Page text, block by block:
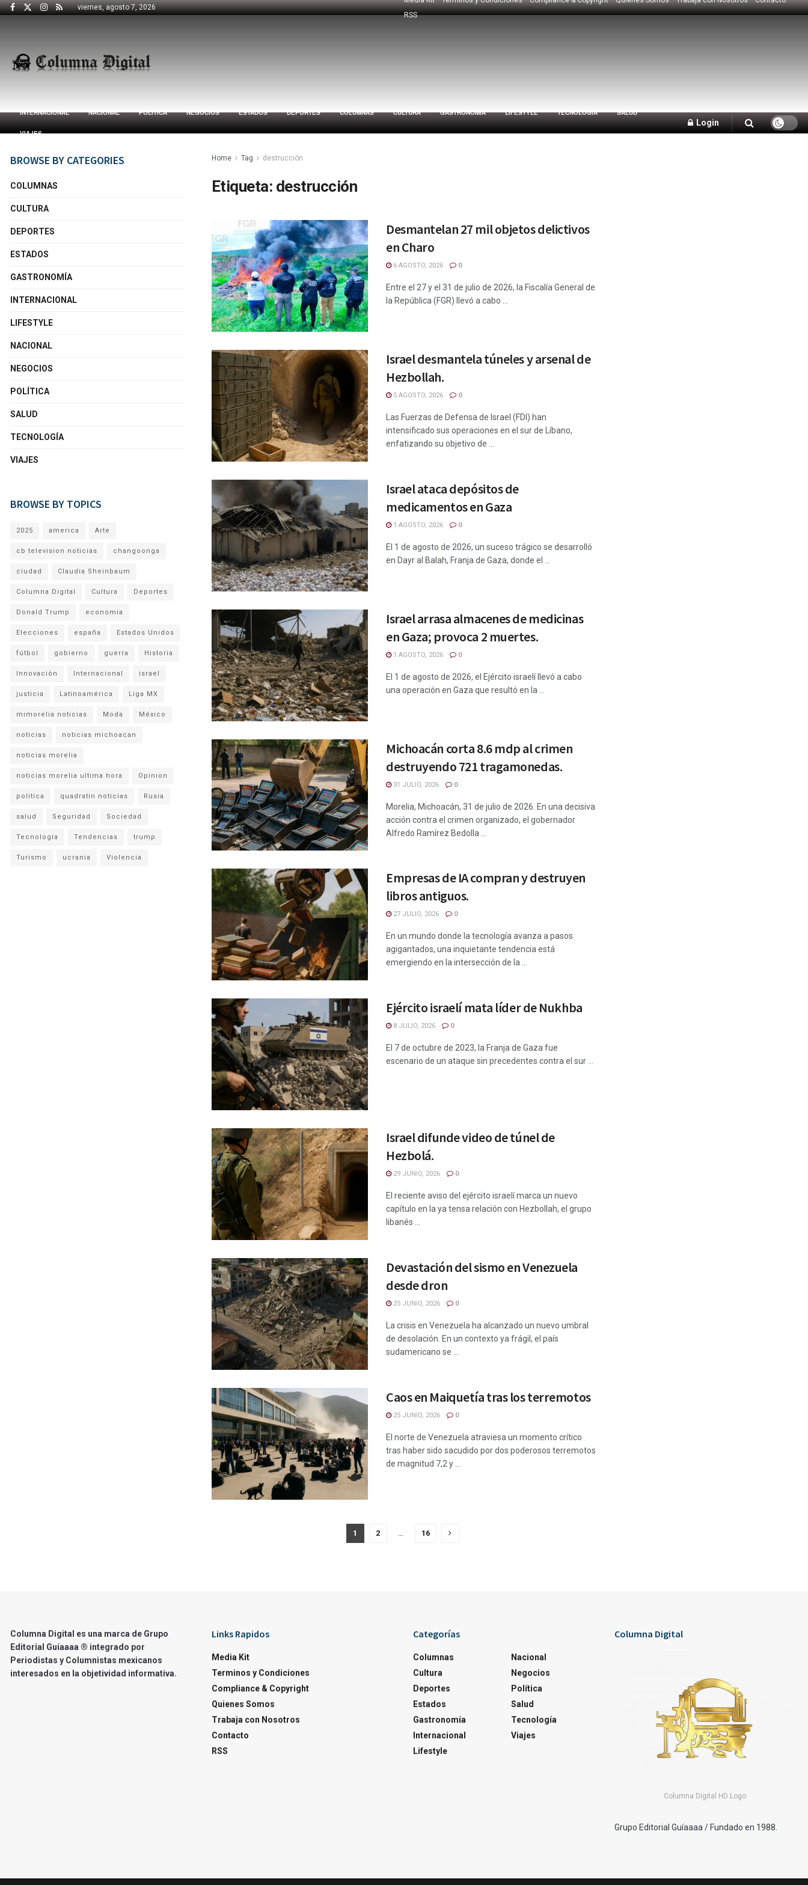
viernes, agosto 7, 2026
RSS
INTERNACIONAL NACIONAL POLÍTICA NEGOCIOS ESTADOS DEPORTES COLUMNAS CULTURA GASTRONOMÍA LIFESTYLE TECNOLOGÍA SALUD
VIAJES
Login
Home Tag destrucción
Etiqueta: destrucción
Desmantelan 27 mil objetos delictivos
en Charo
6 AGOSTO, 2026 0
Entre el 27 y el 31 de julio de 2026, la Fiscalía General de
la República (FGR) llevó a cabo ...
Israel desmantela túneles y arsenal de
Hezbollah.
5 AGOSTO, 2026 0
Las Fuerzas de Defensa de Israel (FDI) han
intensificado sus operaciones en el sur de Líbano,
enfatizando su objetivo de ...
Israel ataca depósitos de
medicamentos en Gaza
1 AGOSTO, 2026 0
El 1 de agosto de 2026, un suceso trágico se desarrolló
en Dayr al Balah, Franja de Gaza, donde el ...
Israel arrasa almacenes de medicinas
en Gaza; provoca 2 muertes.
1 AGOSTO, 2026 0
El 1 de agosto de 2026, el Ejército israelí llevó a cabo
una operación en Gaza que resultó en la ...
Michoacán corta 8.6 mdp al crimen
destruyendo 721 tragamonedas.
31 JULIO, 2026 0
Morelia, Michoacán, 31 de julio de 2026. En una decisiva
acción contra el crimen organizado, el gobernador
Alfredo Ramírez Bedolla ...
Empresas de IA compran y destruyen
libros antiguos.
27 JULIO, 2026 0
En un mundo donde la tecnología avanza a pasos
agigantados, una inquietante tendencia está
emergiendo en la intersección de la ...
Ejército israelí mata líder de Nukhba
8 JULIO, 2026 0
El 7 de octubre de 2023, la Franja de Gaza fue
escenario de un ataque sin precedentes contra el sur ...
Israel difunde video de túnel de
Hezbolá.
29 JUNIO, 2026 0
El reciente aviso del ejército israelí marca un nuevo
capítulo en la ya tensa relación con Hezbollah, el grupo
libanés ...
Devastación del sismo en Venezuela
desde dron
25 JUNIO, 2026 0
La crisis en Venezuela ha alcanzado un nuevo umbral
de desolación. En un contexto ya frágil, el país
sudamericano se ...
Caos en Maiquetía tras los terremotos
25 JUNIO, 2026 0
El norte de Venezuela atraviesa un momento crítico
tras haber sido sacudido por dos poderosos terremotos
de magnitud 7,2 y ...
1 2 16
BROWSE BY CATEGORIES
COLUMNAS
CULTURA
DEPORTES
ESTADOS
GASTRONOMÍA
INTERNACIONAL
LIFESTYLE
NACIONAL
NEGOCIOS
POLÍTICA
SALUD
TECNOLOGÍA
VIAJES
BROWSE BY TOPICS
2025 america Arte
cb television noticias changoonga
ciudad Claudia Sheinbaum
Columna Digital Cultura Deportes
Donald Trump economia
Elecciones españa Estados Unidos
fútbol gobierno guerra Historia
Innovación Internacional israel
justicia Latinoamérica Liga MX
mimorelia noticias Moda México
noticias noticias michoacan
noticias morelia
noticias morelia ultima hora Opinion
politica quadratin noticias Rusia
salud Seguridad Sociedad
Tecnología Tendencias trump
Turismo ucrania Violencia
Columna Digital es una marca de Grupo
Editorial Guíaaaa ® integrado por
Periodistas y Columnistas mexicanos
interesados en la objetividad informativa.
Links Rapidos
Media Kit
Terminos y Condiciones
Compliance & Copyright
Quienes Somos
Trabaja con Nosotros
Contacto
RSS
Categorías
Columnas
Cultura
Deportes
Estados
Gastronomía
Internacional
Lifestyle
Nacional
Negocios
Política
Salud
Tecnología
Viajes
Columna Digital
Columna Digital HD Logo
Grupo Editorial Guíaaaa / Fundado en 1988.